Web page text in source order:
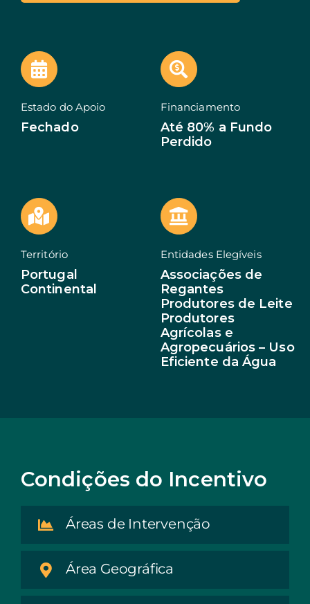
CONTACTOS
EN
Estado do Apoio
Fechado
Financiamento
Até 80% a Fundo
Perdido
Território
Portugal
Continental
Entidades Elegíveis
Associações de
Regantes
Produtores de Leite
Produtores
Agrícolas e
Agropecuários – Uso
Eficiente da Água
Condições do Incentivo
Áreas de Intervenção
Área Geográfica